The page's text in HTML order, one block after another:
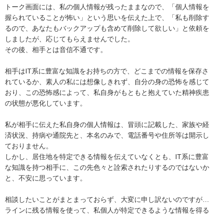
トーク画面には、私の個人情報が残ったままなので、「個人情報を
握られていることが怖い」という思いを伝えた上で、「私も削除す
るので、あなたもバックアップも含めて削除して欲しい」と依頼を
しましたが、応じてもらえませんでした。
その後、相手とは音信不通です。
相手はIT系に豊富な知識をお持ちの方で、どこまでの情報を保存さ
れているか、素人の私には想像しきれず、自分の身の恐怖を感じて
おり、この恐怖感によって、私自身がもともと抱えていた精神疾患
の状態が悪化しています。
私が相手に伝えた私自身の個人情報は、冒頭に記載した、家族や経
済状況、持病や通院先と、本名のみで、電話番号や住所等は開示し
ておりません。
しかし、居住地を特定できる情報を伝えていなくとも、IT系に豊富
な知識を持つ相手に、この先色々と詮索されたりするのではないか
と、不安に思っています。
相談したいことがまとまっておらず、大変に申し訳ないのですが…
ラインに残る情報を使って、私個人が特定できるような情報を得る